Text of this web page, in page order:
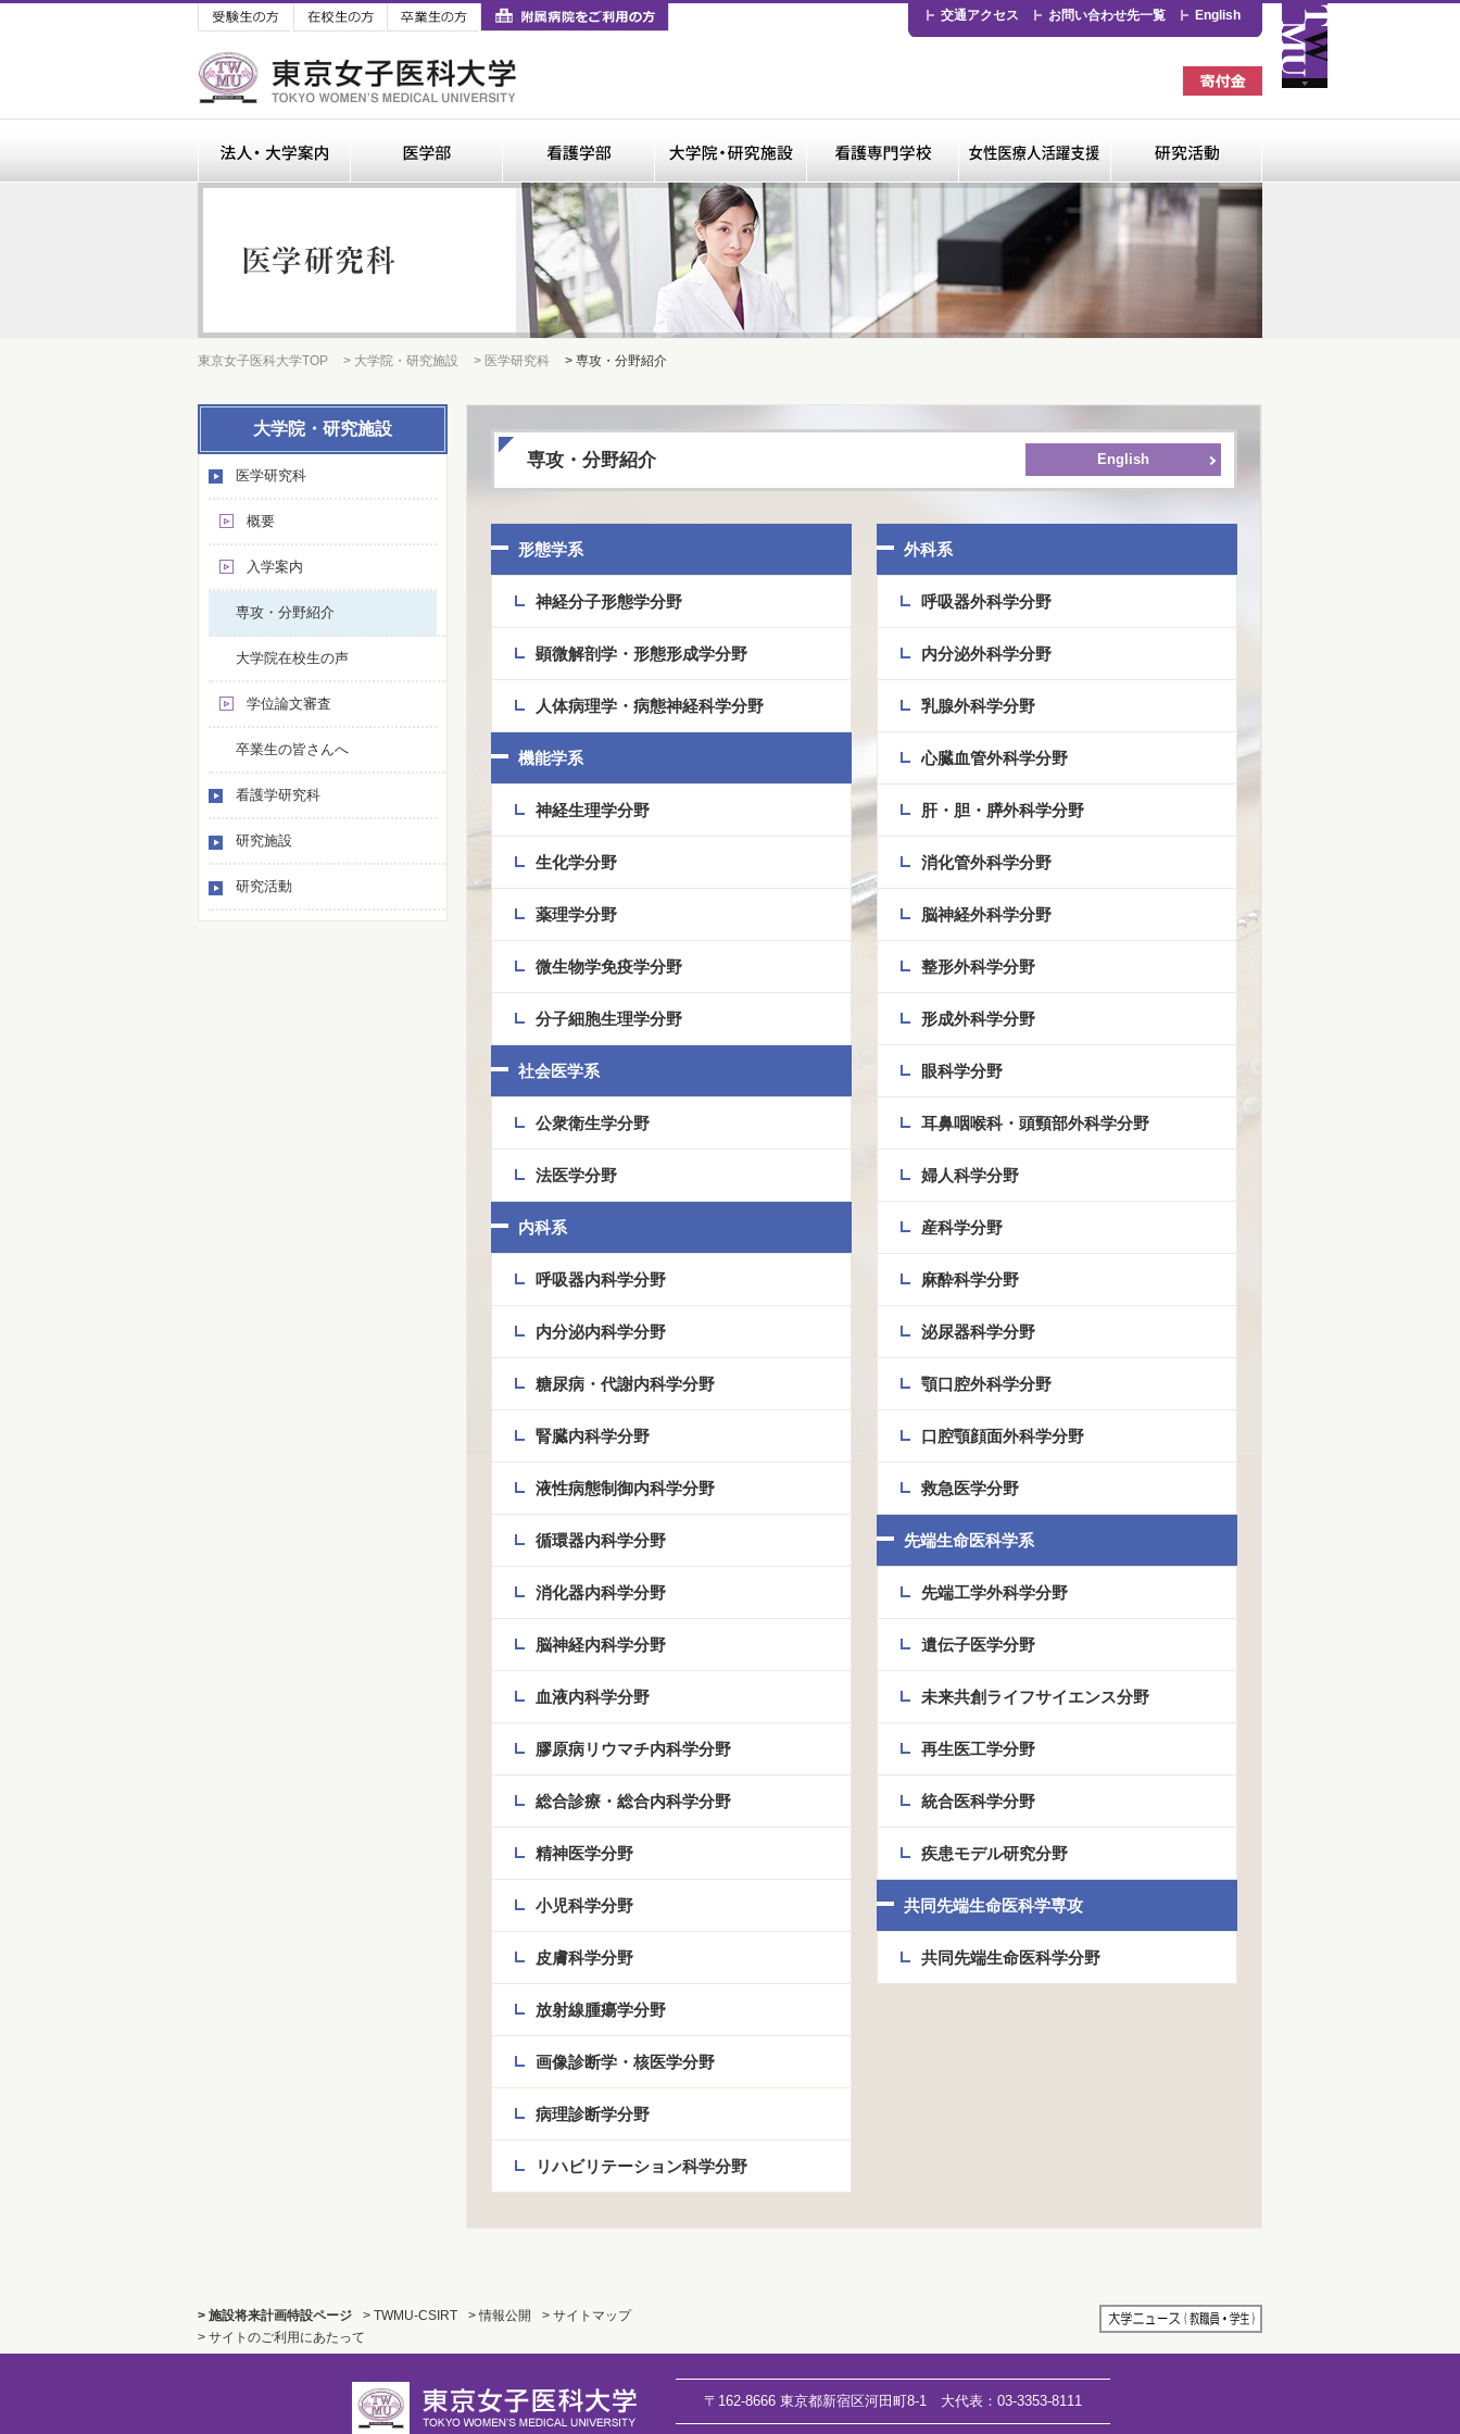
受験生の方 在校生の方 卒業生の方 交通アクセス お問い合わせ先一覧 English
東京女子医科大学TOP > 大学院・研究施設 > 医学研究科 > 専攻・分野紹介
専攻・分野紹介 English
形態学系
神経分子形態学分野
顕微解剖学・形態形成学分野
人体病理学・病態神経科学分野
機能学系
神経生理学分野
生化学分野
薬理学分野
微生物学免疫学分野
分子細胞生理学分野
社会医学系
公衆衛生学分野
法医学分野
内科系
呼吸器内科学分野
内分泌内科学分野
糖尿病・代謝内科学分野
腎臓内科学分野
液性病態制御内科学分野
循環器内科学分野
消化器内科学分野
脳神経内科学分野
血液内科学分野
膠原病リウマチ内科学分野
総合診療・総合内科学分野
精神医学分野
小児科学分野
皮膚科学分野
放射線腫瘍学分野
画像診断学・核医学分野
病理診断学分野
リハビリテーション科学分野
外科系
呼吸器外科学分野
内分泌外科学分野
乳腺外科学分野
心臓血管外科学分野
肝・胆・膵外科学分野
消化管外科学分野
脳神経外科学分野
整形外科学分野
形成外科学分野
眼科学分野
耳鼻咽喉科・頭頸部外科学分野
婦人科学分野
産科学分野
麻酔科学分野
泌尿器科学分野
顎口腔外科学分野
口腔顎顔面外科学分野
救急医学分野
先端生命医科学系
先端工学外科学分野
遺伝子医学分野
未来共創ライフサイエンス分野
再生医工学分野
統合医科学分野
疾患モデル研究分野
共同先端生命医科学専攻
共同先端生命医科学分野
大学院・研究施設
医学研究科
概要
入学案内
専攻・分野紹介
大学院在校生の声
学位論文審査
卒業生の皆さんへ
看護学研究科
研究施設
研究活動
> 施設将来計画特設ページ > TWMU-CSIRT > 情報公開
> サイトマップ
> サイトのご利用にあたって
〒162-8666 東京都新宿区河田町8-1 大代表： 03-3353-8111